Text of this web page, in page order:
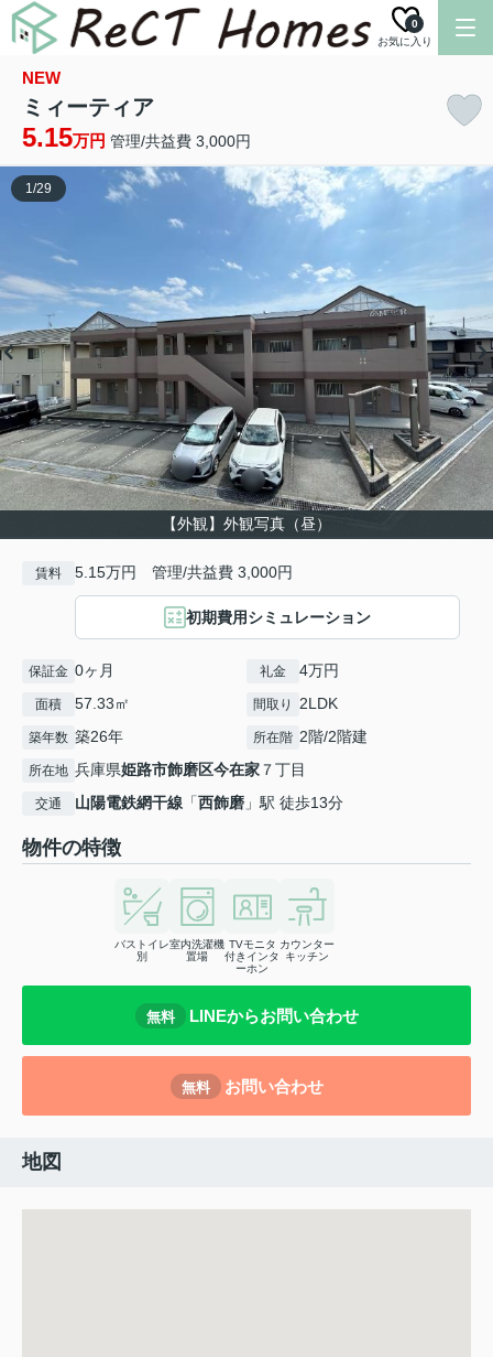
お気に入り
0
NEW
ミィーティア
5.15万円 管理/共益費 3,000円
【外観】外観写真（昼）
1/29
賃料 5.15万円 管理/共益費 3,000円
初期費用シミュレーション
保証金 0ヶ月 礼金 4万円
面積 57.33㎡ 間取り 2LDK
築年数 築26年 所在階 2階/2階建
所在地 兵庫県姫路市飾磨区今在家 ７丁目
交通 山陽電鉄網干線 「西飾磨 」駅 徒歩13分
物件の特徴
バストイレ
別
室内洗濯機
置場
TVモニタ
付きインタ
ーホン
カウンター
キッチン
無料 LINEからお問い合わせ
無料 お問い合わせ
地図